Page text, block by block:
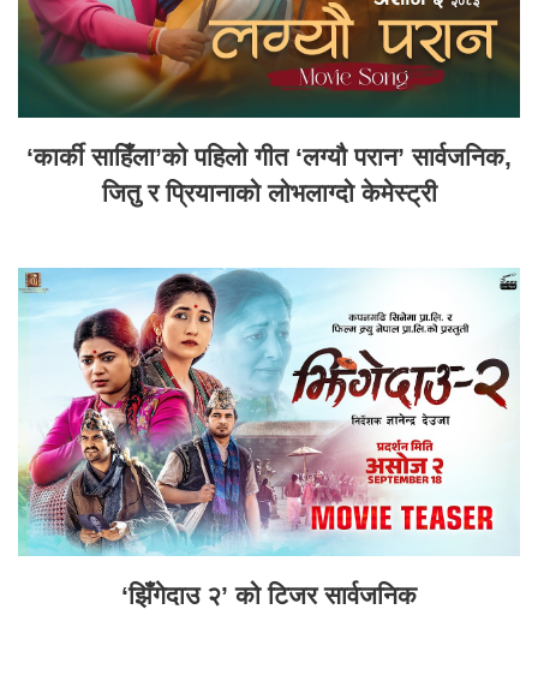
‘कार्की साहिँला’को पहिलो गीत ‘लग्यौ परान’ सार्वजनिक,
जितु र प्रियानाको लोभलाग्दो केमेस्ट्री
‘झिँगेदाउ २’ को टिजर सार्वजनिक